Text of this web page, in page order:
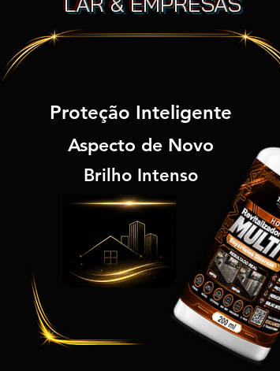
Proteção Inteligente
Aspecto de Novo
Brilho Intenso